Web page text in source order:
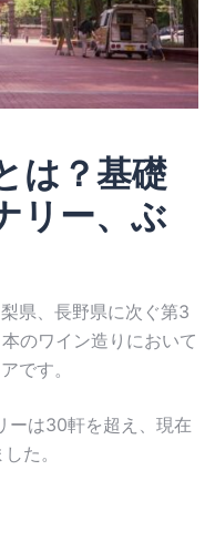
は？基礎
リー、ぶ
県、長野県に次ぐ第3
のワイン造りにおいて
です。
ーは30軒を超え、現在
た。